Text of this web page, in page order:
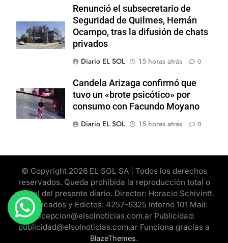
Renunció el subsecretario de
Seguridad de Quilmes, Hernán
Ocampo, tras la difusión de chats
privados
Diario EL SOL
15 horas atrás 0
Candela Arizaga confirmó que
tuvo un «brote psicótico» por
consumo con Facundo Moyano
Diario EL SOL
15 horas atrás 0
© Copyright 2026 EL SOL SA | Todos los derechos
reservados. Queda prohibida la reproducción total o
parcial del presente diario. Director: Horacio Schivintt.
Clasificados y Edictos: 4257-6325 Interno 101 Mail:
recepcion@elsolnoticias.com.ar Publicidad:
publicidad@elsolnoticias.com.ar Funciona gracias a
BlazeThemes.